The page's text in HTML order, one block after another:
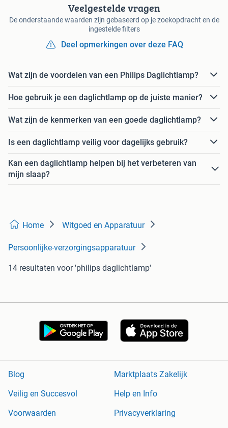
Veelgestelde vragen
De onderstaande waarden zijn gebaseerd op je zoekopdracht en de
ingestelde filters
Deel opmerkingen over deze FAQ
Wat zijn de voordelen van een Philips Daglichtlamp?
Hoe gebruik je een daglichtlamp op de juiste manier?
Wat zijn de kenmerken van een goede daglichtlamp?
Is een daglichtlamp veilig voor dagelijks gebruik?
Kan een daglichtlamp helpen bij het verbeteren van
mijn slaap?
Home Witgoed en Apparatuur
Persoonlijke-verzorgingsapparatuur
14 resultaten voor 'philips daglichtlamp'
Blog
Marktplaats Zakelijk
Veilig en Succesvol
Help en Info
Voorwaarden
Privacyverklaring